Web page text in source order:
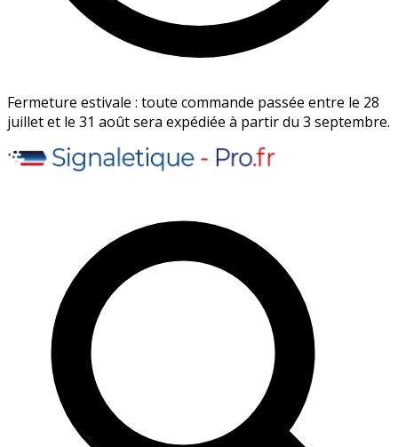
Fermeture estivale : toute commande passée entre le 28
juillet et le 31 août sera expédiée à partir du 3 septembre.